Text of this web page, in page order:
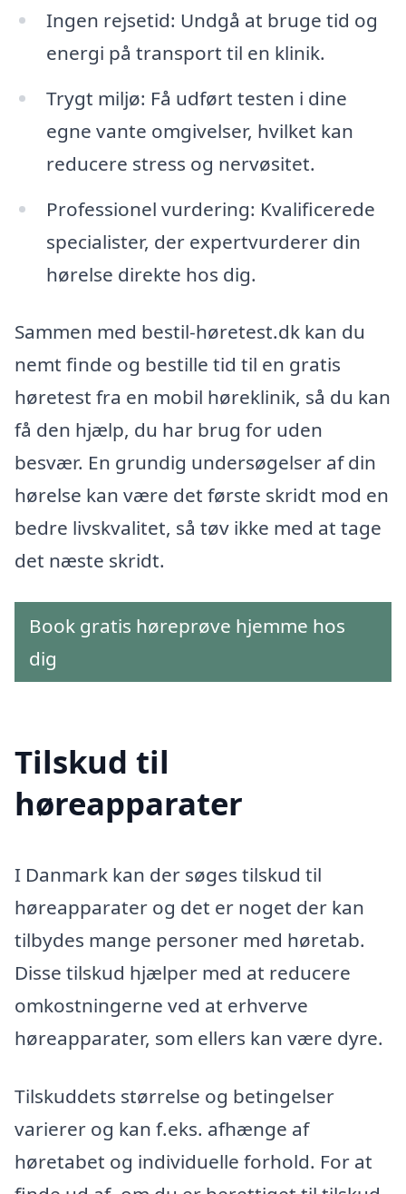
Ingen rejsetid: Undgå at bruge tid og
energi på transport til en klinik.
Trygt miljø: Få udført testen i dine
egne vante omgivelser, hvilket kan
reducere stress og nervøsitet.
Professionel vurdering: Kvalificerede
specialister, der expertvurderer din
hørelse direkte hos dig.
Sammen med bestil-høretest.dk kan du
nemt finde og bestille tid til en gratis
høretest fra en mobil høreklinik, så du kan
få den hjælp, du har brug for uden
besvær. En grundig undersøgelser af din
hørelse kan være det første skridt mod en
bedre livskvalitet, så tøv ikke med at tage
det næste skridt.
Book gratis høreprøve hjemme hos
dig
Tilskud til
høreapparater
I Danmark kan der søges tilskud til
høreapparater og det er noget der kan
tilbydes mange personer med høretab.
Disse tilskud hjælper med at reducere
omkostningerne ved at erhverve
høreapparater, som ellers kan være dyre.
Tilskuddets størrelse og betingelser
varierer og kan f.eks. afhænge af
høretabet og individuelle forhold. For at